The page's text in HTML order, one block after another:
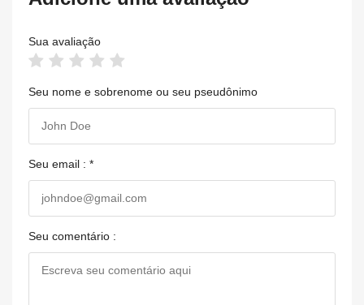
Sua avaliação
Seu nome e sobrenome ou seu pseudônimo
Seu email : *
Seu comentário :